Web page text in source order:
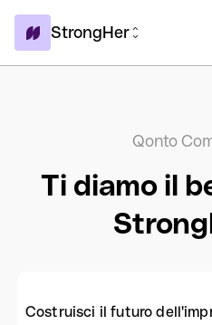
StrongHer
Qonto
Ti diamo il
Costruisci il futuro